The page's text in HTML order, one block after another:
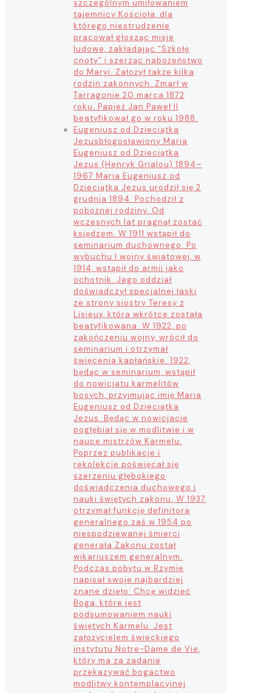
szczególnym umiłowaniem
tajemnicy Kościoła, dla
którego niestrudzenie
pracował głosząc misje
ludowe, zakładając “Szkołę
cnoty” i szerząc nabożeństwo
do Maryi. Założył także kilka
rodzin zakonnych. Zmarł w
Tarragonie 20 marca 1872
roku. Papież Jan Paweł II
beatyfikował go w roku 1988.
Eugeniusz od Dzieciątka
Jezusbłogosławiony Maria
Eugeniusz od Dzieciątka
Jezus (Henryk Grialou) 1894–
1967 Maria Eugeniusz od
Dzieciątka Jezus urodził się 2
grudnia 1894. Pochodził z
pobożnej rodziny. Od
wczesnych lat pragnął zostać
księdzem. W 1911 wstąpił do
seminarium duchownego. Po
wybuchu I wojny światowej, w
1914, wstąpił do armii jako
ochotnik. Jego oddział
doświadczył specjalnej łaski
ze strony siostry Teresy z
Lisieux, która wkrótce została
beatyfikowana. W 1922, po
zakończeniu wojny, wrócił do
seminarium i otrzymał
święcenia kapłańskie. 1922,
będąc w seminarium, wstąpił
do nowicjatu karmelitów
bosych, przyjmując imię Maria
Eugeniusz od Dzieciątka
Jezus. Będąc w nowicjacie
pogłębiał się w modlitwie i w
nauce mistrzów Karmelu.
Poprzez publikacje i
rekolekcje poświęcał się
szerzeniu głębokiego
doświadczenia duchowego i
nauki świętych zakonu. W 1937
otrzymał funkcję definitora
generalnego zaś w 1954 po
niespodziewanej śmierci
generała Zakonu został
wikariuszem generalnym.
Podczas pobytu w Rzymie
napisał swoje najbardziej
znane dzieło: Chcę widzieć
Boga, które jest
podsumowaniem nauki
świętych Karmelu. Jest
założycielem świeckiego
instytutu Notre-Dame de Vie,
który ma za zadanie
przekazywać bogactwo
modlitwy kontemplacyjnej